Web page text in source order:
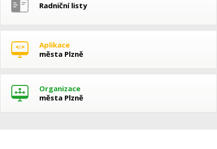
Radniční listy
Aplikace
města Plzně
Organizace
města Plzně